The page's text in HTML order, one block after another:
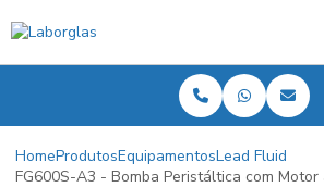
HomeProdutosEquipamentosLead Fluid
FG600S-A3 - Bomba Peristáltica com Motor